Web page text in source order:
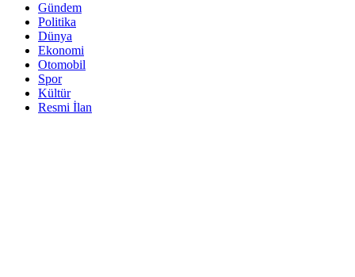
Gündem
Politika
Dünya
Ekonomi
Otomobil
Spor
Kültür
Resmi İlan